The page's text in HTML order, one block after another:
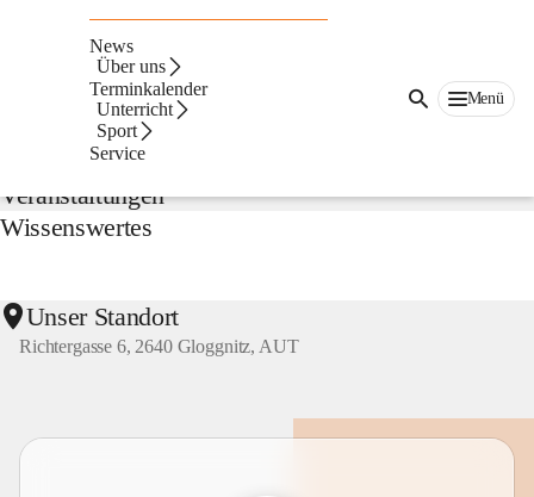
News
Über uns
Terminkalender
Unterricht
Sport
Service
Menü
Aktuelles
Veranstaltungen
Wissenswertes
Unser Standort
Richtergasse 6, 2640 Gloggnitz, AUT